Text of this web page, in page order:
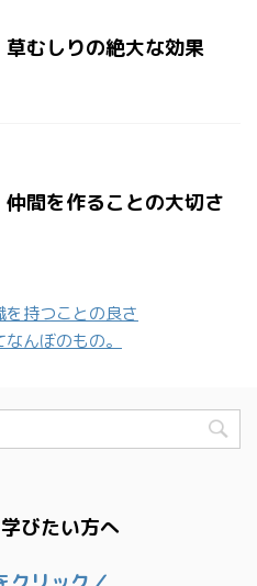
草むしりの絶大な効果
仲間を作ることの大切さ
持つことの良さ
んぼのもの。
びたい方へ